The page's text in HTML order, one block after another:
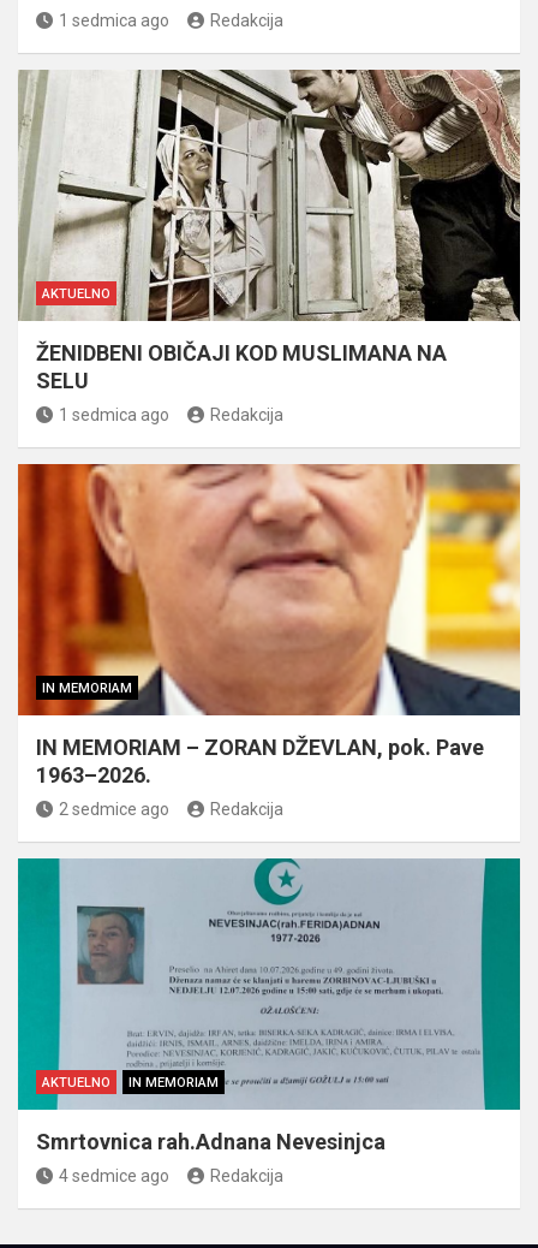
1 sedmica ago Redakcija
AKTUELNO
ŽENIDBENI OBIČAJI KOD MUSLIMANA NA
SELU
1 sedmica ago Redakcija
IN MEMORIAM
IN MEMORIAM – ZORAN DŽEVLAN, pok. Pave
1963–2026.
2 sedmice ago Redakcija
AKTUELNO IN MEMORIAM
Smrtovnica rah.Adnana Nevesinjca
4 sedmice ago Redakcija